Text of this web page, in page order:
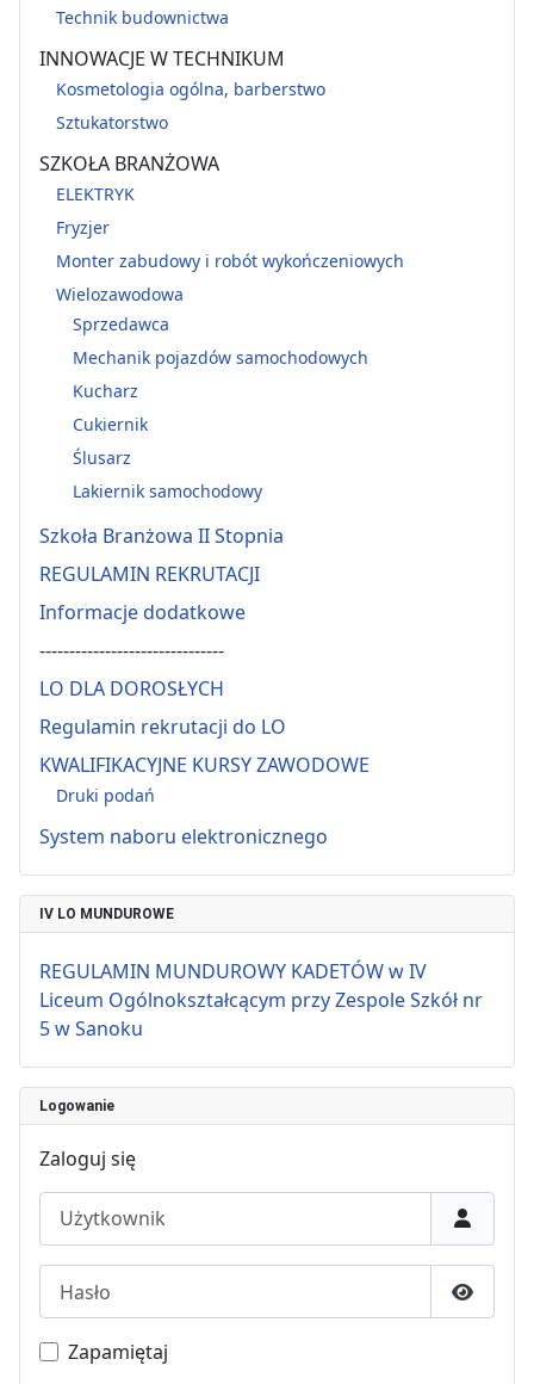
Technik budownictwa
INNOWACJE W TECHNIKUM
Kosmetologia ogólna, barberstwo
Sztukatorstwo
SZKOŁA BRANŻOWA
ELEKTRYK
Fryzjer
Monter zabudowy i robót wykończeniowych
Wielozawodowa
Sprzedawca
Mechanik pojazdów samochodowych
Kucharz
Cukiernik
Ślusarz
Lakiernik samochodowy
Szkoła Branżowa II Stopnia
REGULAMIN REKRUTACJI
Informacje dodatkowe
-------------------------------
LO DLA DOROSŁYCH
Regulamin rekrutacji do LO
KWALIFIKACYJNE KURSY ZAWODOWE
Druki podań
System naboru elektronicznego
IV LO MUNDUROWE
REGULAMIN MUNDUROWY KADETÓW w IV
Liceum Ogólnokształcącym przy Zespole Szkół nr
5 w Sanoku
Logowanie
Zaloguj się
Użytkownik
Pokaż
Zapamiętaj